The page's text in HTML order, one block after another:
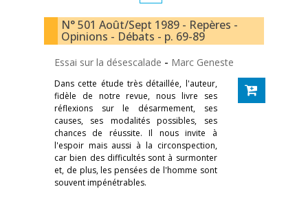
N° 501 Août/Sept 1989 - Repères -
Opinions - Débats - p. 69-89
Essai sur la désescalade - Marc Geneste
Dans cette étude très détaillée, l'auteur,
fidèle de notre revue, nous livre ses
réflexions sur le désarmement, ses
causes, ses modalités possibles, ses
chances de réussite. Il nous invite à
l'espoir mais aussi à la circonspection,
car bien des difficultés sont à surmonter
et, de plus, les pensées de l'homme sont
souvent impénétrables.